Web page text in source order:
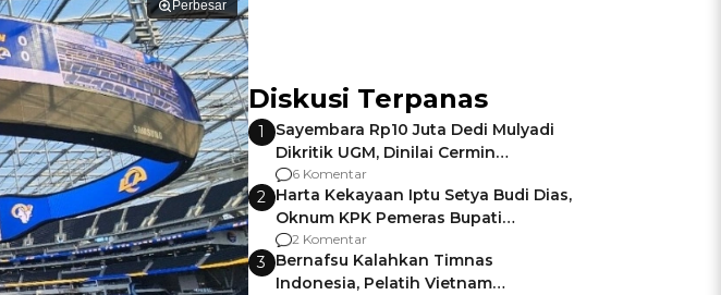
Perbesar
Diskusi Terpanas
1
Sayembara Rp10 Juta Dedi Mulyadi
Dikritik UGM, Dinilai Cermin
Gagalnya Negara Jamin Keamanan
6 Komentar
2 Harta Kekayaan Iptu Setya Budi Dias,
Oknum KPK Pemeras Bupati
Pemalang
2 Komentar
3 Bernafsu Kalahkan Timnas
Indonesia, Pelatih Vietnam